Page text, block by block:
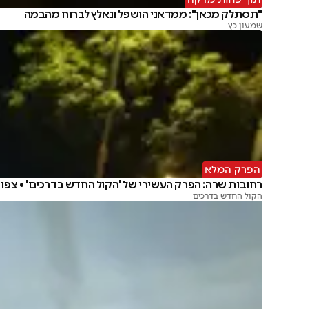
"תסתלק מכאן": ממדאני הושפל ונאלץ לברוח מהבמה
שמעון כץ
הפרק המלא
רחובות שרה: הפרק העשירי של 'הקול החדש בדרכים' • צפו
הקול החדש בדרכים